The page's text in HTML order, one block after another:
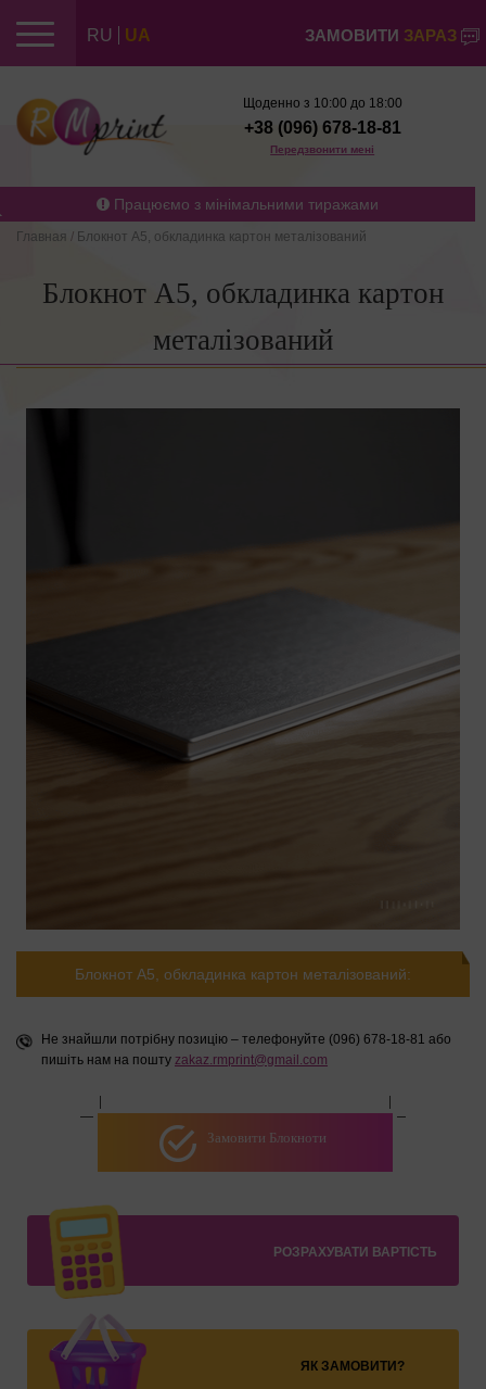
RU UA ЗАМОВИТИ ЗАРАЗ
Щоденно з 10:00 до 18:00
+38 (096) 678-18-81
Передзвонити мені
Працюємо з мінімальними тиражами
Главная / Блокнот А5, обкладинка картон металізований
Блокнот А5, обкладинка картон
металізований
Блокнот А5, обкладинка картон металізований:
Не знайшли потрібну позицію – телефонуйте (096) 678-18-81 або
пишіть нам на пошту zakaz.rmprint@gmail.com
Замовити Блокноти
РОЗРАХУВАТИ ВАРТІСТЬ
ЯК ЗАМОВИТИ?